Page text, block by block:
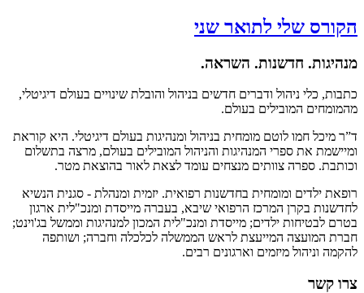
הקורס שלי לתואר שני
מנהיגות. חדשנות. השראה.
כתבות, כלי ניהול ודברים חדשים בניהול והובלת שינויים בעולם דיגיטלי,
מהמומחים המובילים בעולם.
ד”ר מיכל חמו לוטם מומחית בניהול ומנהיגות בעולם דיגיטלי. היא קוראת
ומיישמת את ספרי המנהיגות והניהול המובילים בעולם, מרצה בתשלום
וכותבת. ספרה צוותים מנצחים עומד לצאת לאור בהוצאת מטר.
רופאת ילדים ומומחית בחדשנות רפואית. יזמית ומנהלת - סגנית הנשיא
לחדשנות בקרן המרכז הרפואי שיבא, בעברה מייסדת ומנכ"לית ארגון
בטרם לבטיחות ילדים; מייסדת ומנכ"לית המכון למנהיגות וממשל בג'וינט;
חברת המועצה המייעצת לראש הממשלה לכלכלה וחברה; ושותפה
להקמה וניהול מיזמים וארגונים רבים.
צרו קשר